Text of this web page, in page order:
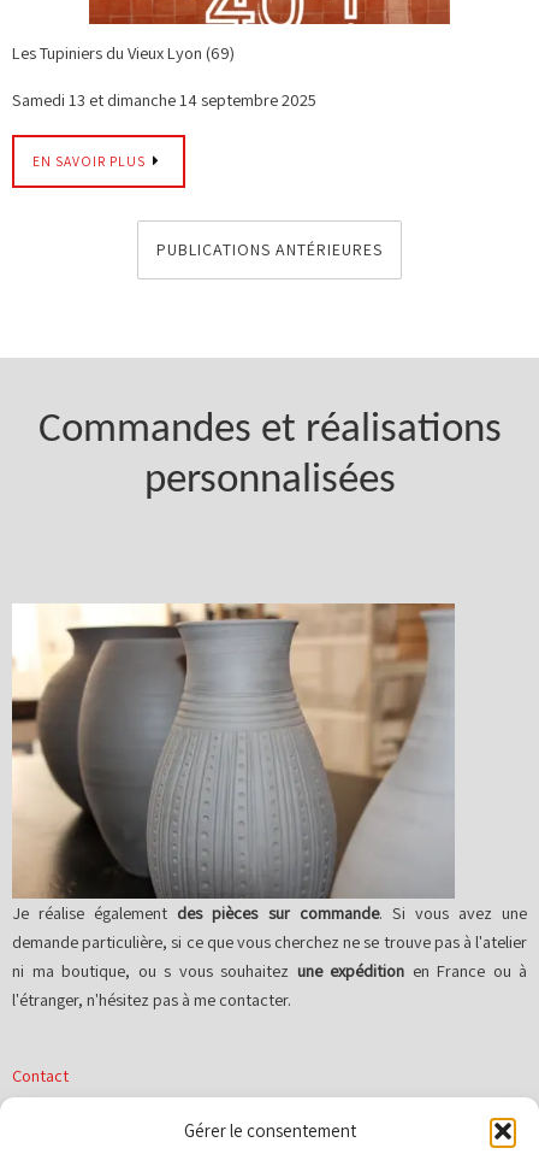
Gérer le consentement
Les Tupiniers du Vieux Lyon (69)
Samedi 13 et dimanche 14 septembre 2025
EN SAVOIR PLUS
PUBLICATIONS ANTÉRIEURES
Commandes et réalisations
personnalisées
Je réalise également des pièces sur commande. Si vous avez une
demande particulière, si ce que vous cherchez ne se trouve pas à l'atelier
ni ma boutique, ou s vous souhaitez une expédition en France ou à
l'étranger, n'hésitez pas à me contacter.
Contact